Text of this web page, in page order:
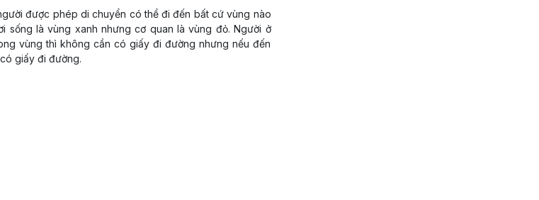
được phép di chuyển có thể đi đến bất cứ vùng nào
sống là vùng xanh nhưng cơ quan là vùng đỏ. Người ở
vùng thì không cần có giấy đi đường nhưng nếu đến
giấy đi đường.